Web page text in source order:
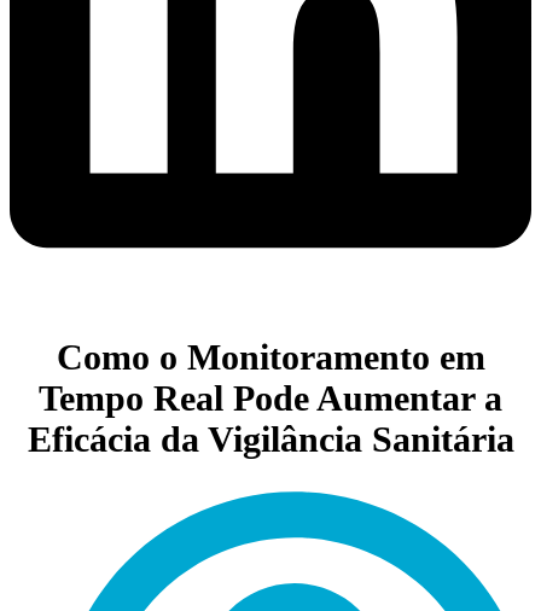
Como o Monitoramento em
Tempo Real Pode Aumentar a
Eficácia da Vigilância Sanitária